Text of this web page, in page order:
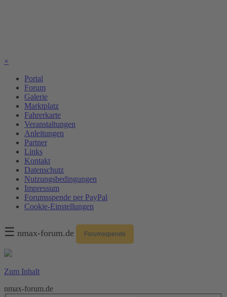
×
Portal
Forum
Galerie
Marktplatz
Fahrerkarte
Veranstaltungen
Anleitungen
Partner
Links
Kontakt
Datenschutz
Nutzungsbedingungen
Impressum
Forumsspende per PayPal
Cookie-Einstellungen
☰ nmax-forum.de Forumsspende
Zum Inhalt
nmax-forum.de